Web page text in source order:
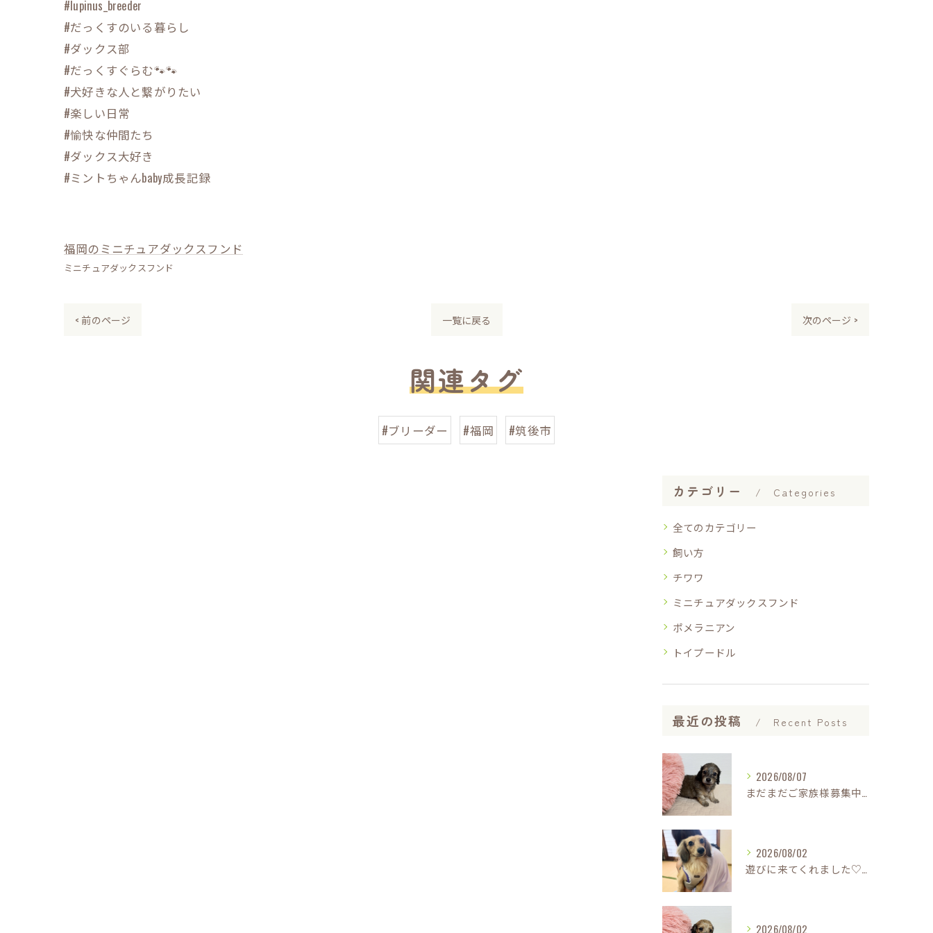
#lupinus_breeder
#だっくすのいる暮らし
#ダックス部
#だっくすぐらむ🐾🐾
#犬好きな人と繋がりたい
#楽しい日常
#愉快な仲間たち
#ダックス大好き
#ミントちゃんbaby成長記録
福岡のミニチュアダックスフンド
ミニチュアダックスフンド
< 前のページ 一覧に戻る 次のページ >
関連タグ
#ブリーダー #福岡 #筑後市
カテゴリー Categories
全てのカテゴリー
飼い方
チワワ
ミニチュアダックスフンド
ポメラニアン
トイプードル
最近の投稿 Recent Posts
2026/08/07
まだまだご家族様募集中です(*'▽'*)
2026/08/02
遊びに来てくれました♡(о´∀`о)
2026/08/02